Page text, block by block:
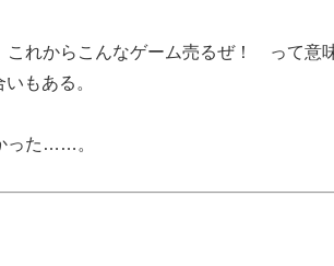
これからこんなゲーム売るぜ！ って意
もある。
った……。